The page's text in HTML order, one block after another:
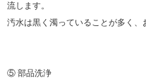
流します。
汚水は黒く濁っていることが多く、
⑤ 部品洗浄